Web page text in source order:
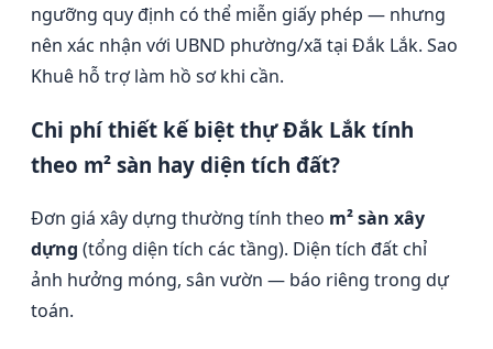
ngưỡng quy định có thể miễn giấy phép — nhưng
nên xác nhận với UBND phường/xã tại Đắk Lắk. Sao
Khuê hỗ trợ làm hồ sơ khi cần.
Chi phí thiết kế biệt thự Đắk Lắk tính
theo m² sàn hay diện tích đất?
Đơn giá xây dựng thường tính theo m² sàn xây
dựng (tổng diện tích các tầng). Diện tích đất chỉ
ảnh hưởng móng, sân vườn — báo riêng trong dự
toán.